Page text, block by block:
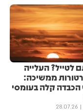
לטייל? העלייה
ממשיכה:
הכבדה קלה בעומסי
28.07.26